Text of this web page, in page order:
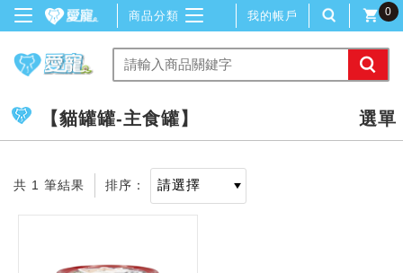
商品分類 我的帳戶 0
【貓罐罐-主食罐】
共 1 筆結果 排序：